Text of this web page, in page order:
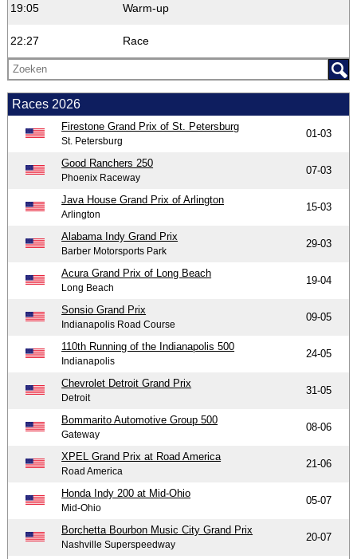
19:05 Warm-up
22:27 Race
Races 2026
Firestone Grand Prix of St. Petersburg
St. Petersburg
01-03
Good Ranchers 250
Phoenix Raceway
07-03
Java House Grand Prix of Arlington
Arlington
15-03
Alabama Indy Grand Prix
Barber Motorsports Park
29-03
Acura Grand Prix of Long Beach
Long Beach
19-04
Sonsio Grand Prix
Indianapolis Road Course
09-05
110th Running of the Indianapolis 500
Indianapolis
24-05
Chevrolet Detroit Grand Prix
Detroit
31-05
Bommarito Automotive Group 500
Gateway
08-06
XPEL Grand Prix at Road America
Road America
21-06
Honda Indy 200 at Mid-Ohio
Mid-Ohio
05-07
Borchetta Bourbon Music City Grand Prix
Nashville Superspeedway
20-07